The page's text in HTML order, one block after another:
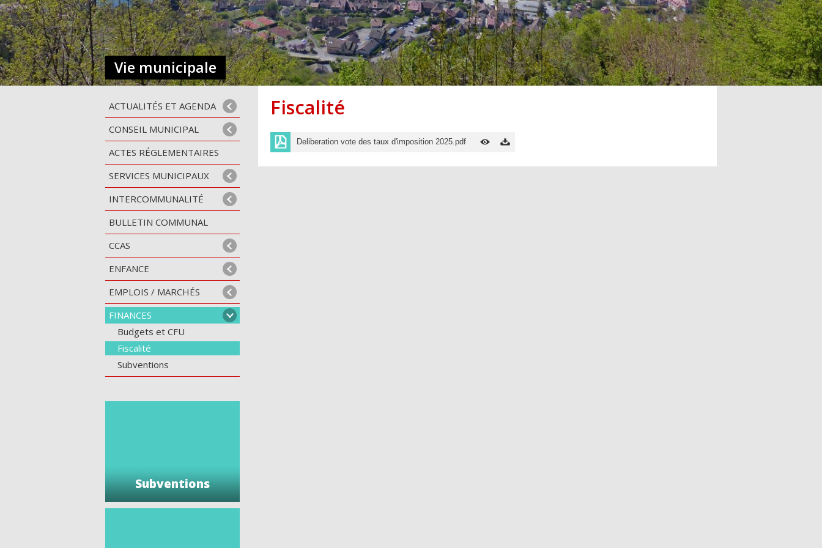
Centre de loisirs et
périscolaire
Mercredis
périscolaire
Vacances scolaires
Subventions
ACTUALITÉS ET AGENDA
CONSEIL MUNICIPAL
ACTES RÉGLEMENTAIRES
SERVICES MUNICIPAUX
INTERCOMMUNALITÉ
BULLETIN COMMUNAL
CCAS
ENFANCE
EMPLOIS / MARCHÉS
FINANCES
Budgets et CFU
Fiscalité
Subventions
Subventions
Vie municipale
Fiscalité
Deliberation vote des taux d'imposition 2025.pdf